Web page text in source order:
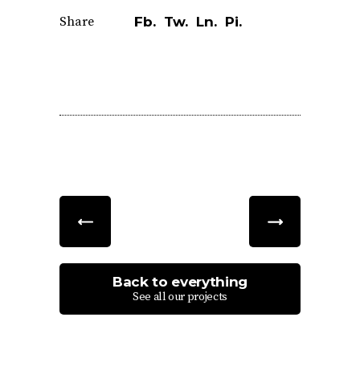
Share
Fb. Tw. Ln. Pi.
Back to everything
See all our projects